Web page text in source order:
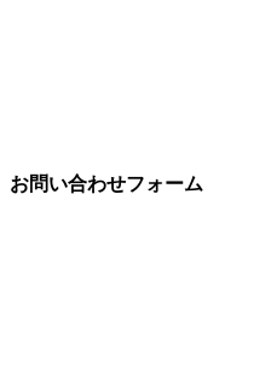
お問い合わせフォーム